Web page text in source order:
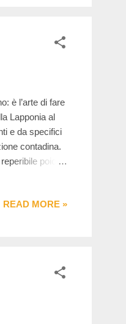
è l’arte di fare
Lapponia al
e da specifici
contadina.
poiché
sempre
READ MORE »